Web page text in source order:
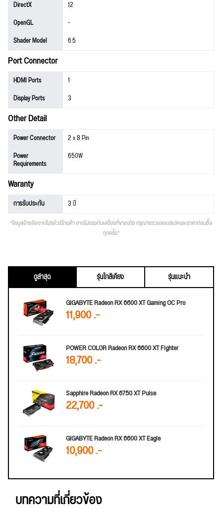
DirectX
12
OpenGL
-
Shader Model
6.5
Port Connector
HDMI Ports
1
Display Ports
3
Other Detail
Power Connector
2 x 8 Pin
Power
Requirements
650W
Waranty
การรับประกัน 3 ปี
*ข้อมูลอ้างอิงจากโปรชัวร์ร้านค้า อาจไม่ตรงกับเครื่องที่ขายจริง กรุณาตรวจสอบสเปคและราคาก่อนซื้อ
ทุกครั้ง*
ดูล่าสุด รุ่นใกล้เคียง
รุ่นแนะนำ
GIGABYTE Radeon RX 6600 XT Gaming OC Pro
11,900 .-
POWER COLOR Radeon RX 6600 XT Fighter
18,700 .-
Sapphire Radeon RX 6750 XT Pulse
22,700 .-
GIGABYTE Radeon RX 6600 XT Eagle
10,900 .-
บทความที่เกี่ยวข้อง